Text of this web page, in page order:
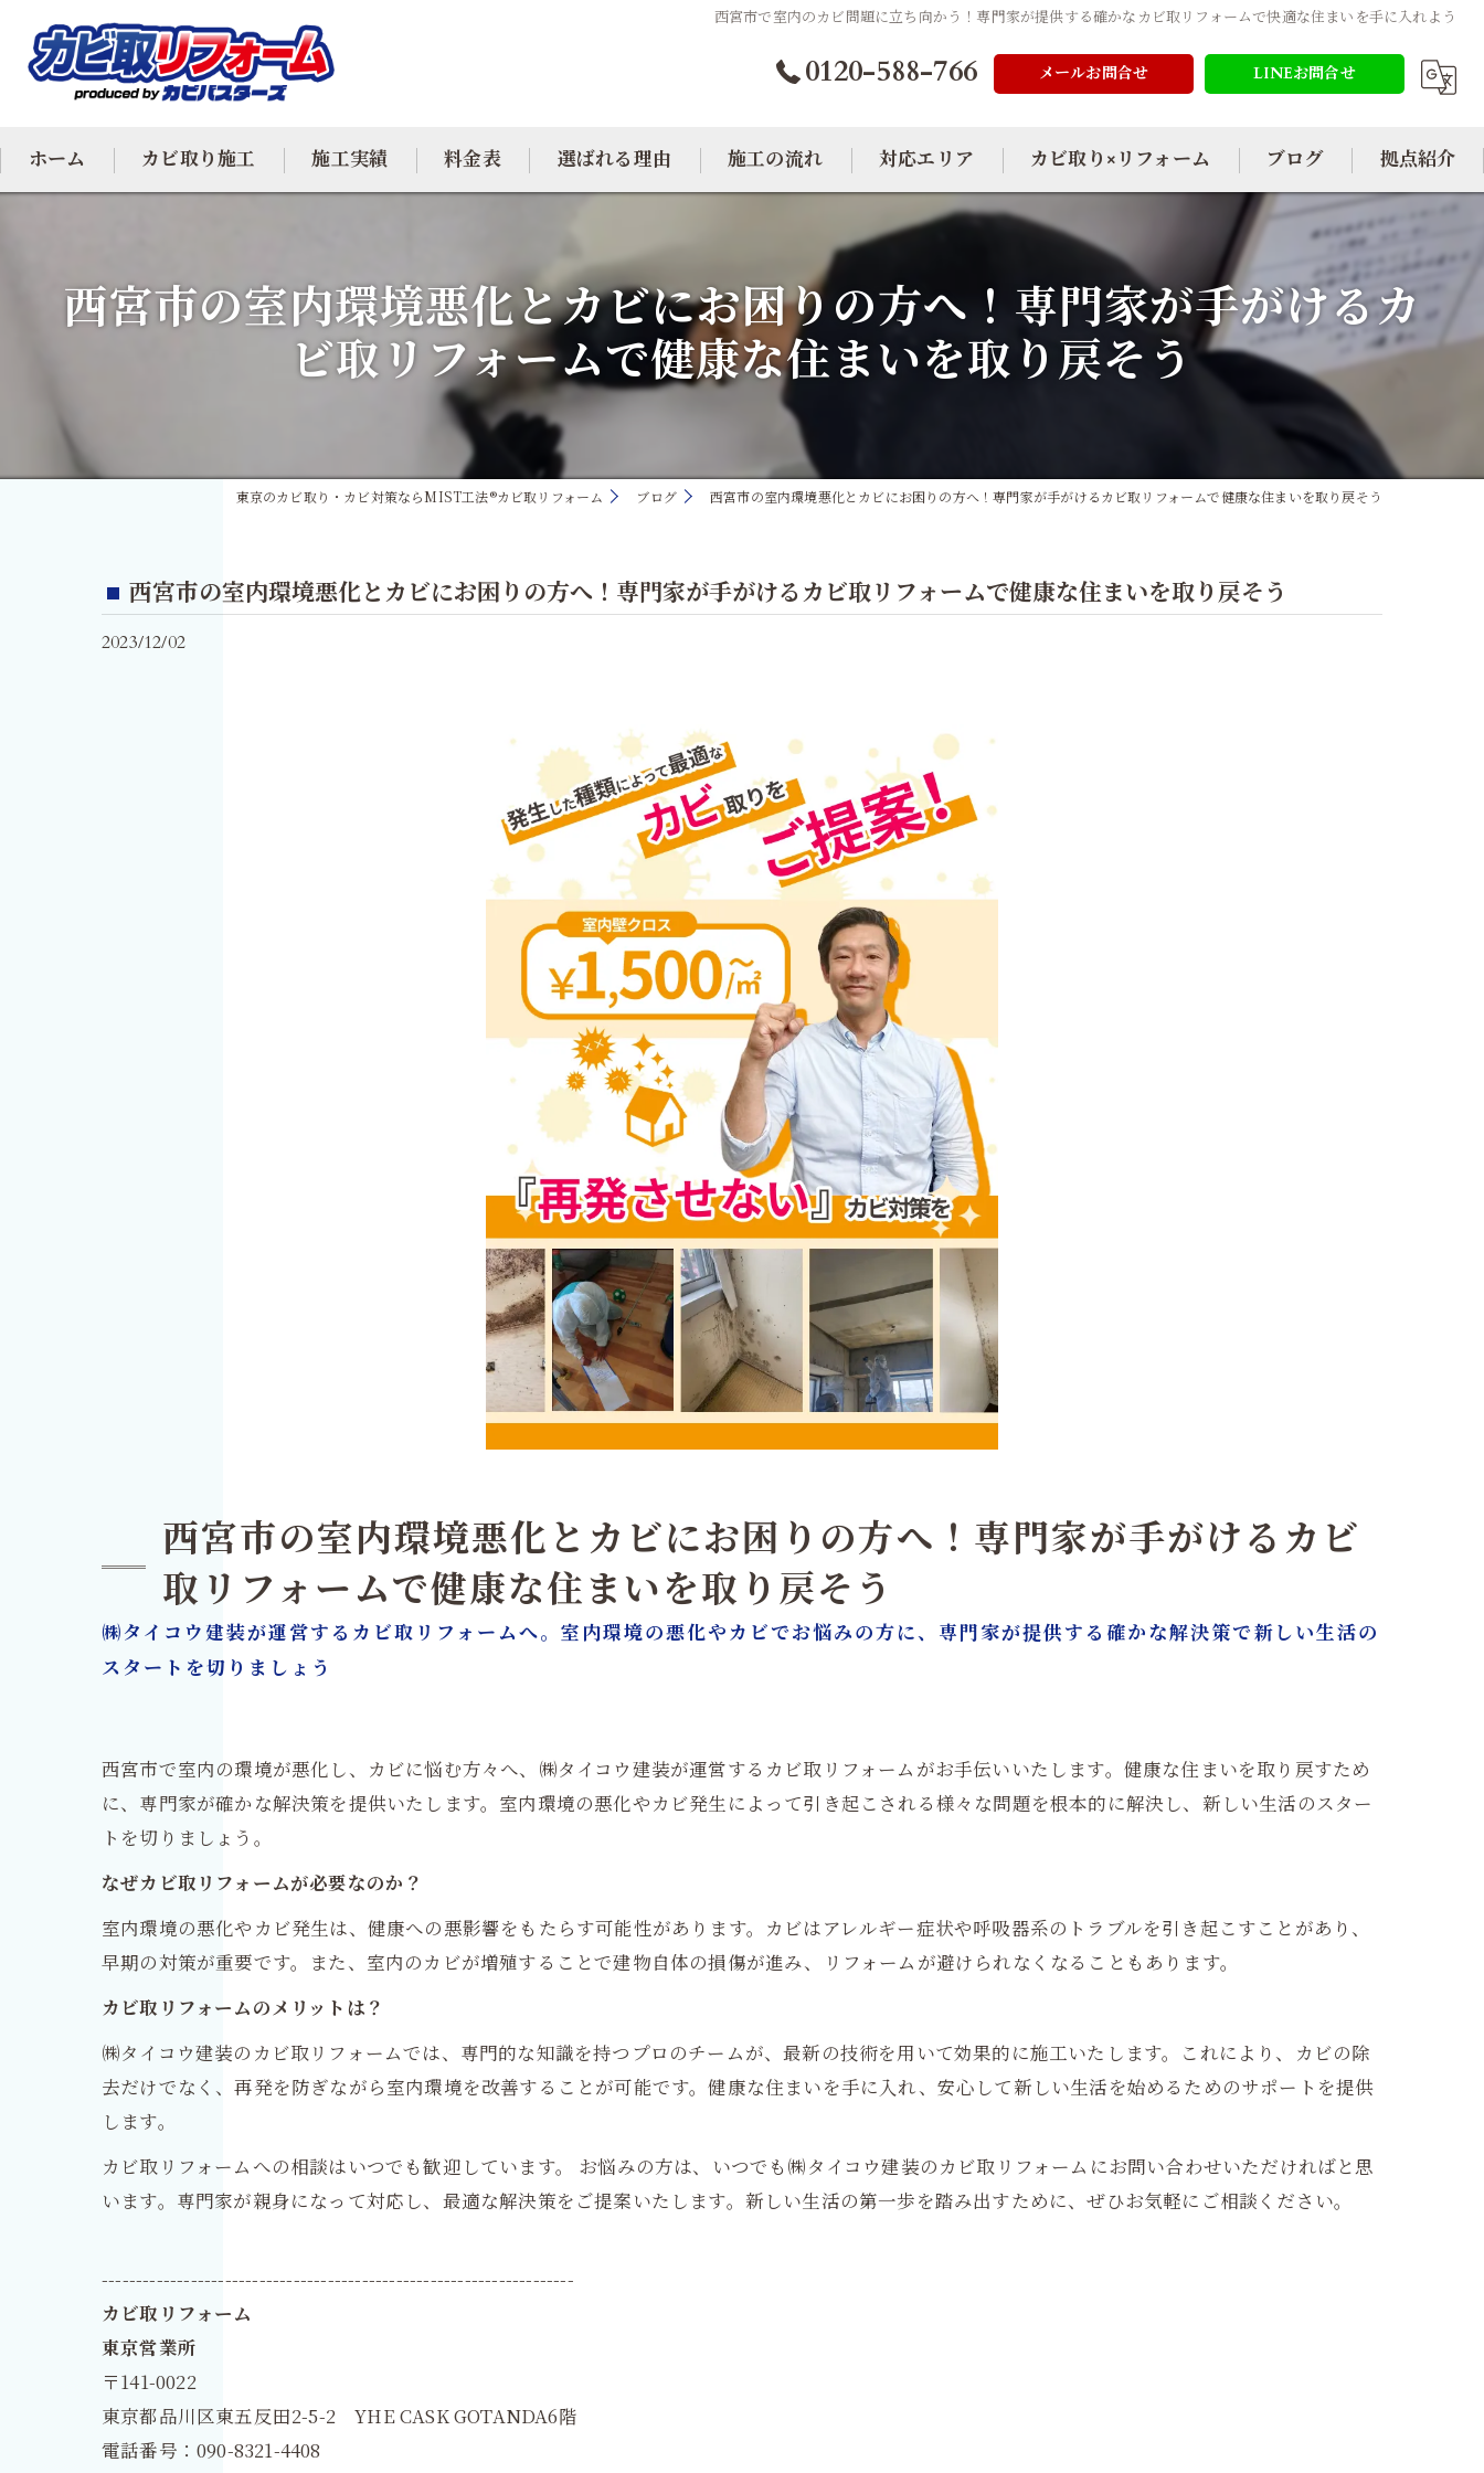
西宮市で室内のカビ問題に立ち向かう！専門家が提供する確かなカビ取リフォームで快適な住まいを手に入れよう
0120-588-766 メールお問合せ LINEお問合せ
ホーム カビ取り施工
カビ除去
施工実績 料金表 選ばれる理由 施工の流れ 対応エリア
大阪のカビ取り
東京のカビ取り
愛知のカビ取り
カビ取り×リフォーム ブログ 拠点紹介
西宮市の室内環境悪化とカビにお困りの方へ！専門家が手がけるカ
ビ取リフォームで健康な住まいを取り戻そう
東京のカビ取り・カビ対策ならMIST工法®カビ取リフォーム ブログ 西宮市の室内環境悪化とカビにお困りの方へ！専門家が手がけるカビ取リフォームで健康な住まいを取り戻そう
西宮市の室内環境悪化とカビにお困りの方へ！専門家が手がけるカビ取リフォームで健康な住まいを取り戻そう
2023/12/02
西宮市の室内環境悪化とカビにお困りの方へ！専門家が手がけるカビ
取リフォームで健康な住まいを取り戻そう
㈱タイコウ建装が運営するカビ取リフォームへ。室内環境の悪化やカビでお悩みの方に、専門家が提供する確かな解決策で新しい生活の
スタートを切りましょう
西宮市で室内の環境が悪化し、カビに悩む方々へ、㈱タイコウ建装が運営するカビ取リフォームがお手伝いいたします。健康な住まいを取り戻すため
に、専門家が確かな解決策を提供いたします。室内環境の悪化やカビ発生によって引き起こされる様々な問題を根本的に解決し、新しい生活のスター
トを切りましょう。
なぜカビ取リフォームが必要なのか？
室内環境の悪化やカビ発生は、健康への悪影響をもたらす可能性があります。カビはアレルギー症状や呼吸器系のトラブルを引き起こすことがあり、
早期の対策が重要です。また、室内のカビが増殖することで建物自体の損傷が進み、リフォームが避けられなくなることもあります。
カビ取リフォームのメリットは？
㈱タイコウ建装のカビ取リフォームでは、専門的な知識を持つプロのチームが、最新の技術を用いて効果的に施工いたします。これにより、カビの除
去だけでなく、再発を防ぎながら室内環境を改善することが可能です。健康な住まいを手に入れ、安心して新しい生活を始めるためのサポートを提供
します。
カビ取リフォームへの相談はいつでも歓迎しています。 お悩みの方は、いつでも㈱タイコウ建装のカビ取リフォームにお問い合わせいただければと思
います。専門家が親身になって対応し、最適な解決策をご提案いたします。新しい生活の第一歩を踏み出すために、ぜひお気軽にご相談ください。
---------------------------------------------------------------------
カビ取リフォーム
東京営業所
〒141-0022
東京都品川区東五反田2-5-2 YHE CASK GOTANDA6階
電話番号：090-8321-4408